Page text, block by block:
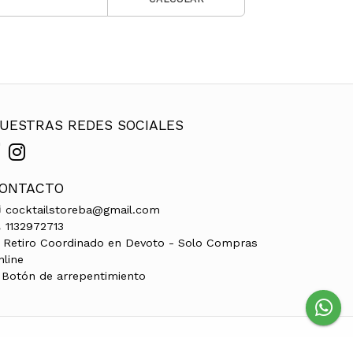
REDES SOCIALES
cocktailstoreba@gmail.com
1132972713
Retiro Coordinado en Devoto - Solo Compras
Botón de arrepentimiento